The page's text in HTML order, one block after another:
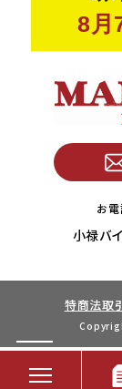
お
小禄バ
特商法取